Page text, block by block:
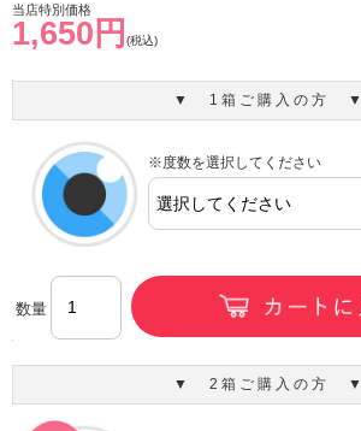
当店特別価格
1,650円 (税込)
▼ 1箱ご購入の方 ▼
※度数を選択してください
数量
▼ 2箱ご購入の方 ▼